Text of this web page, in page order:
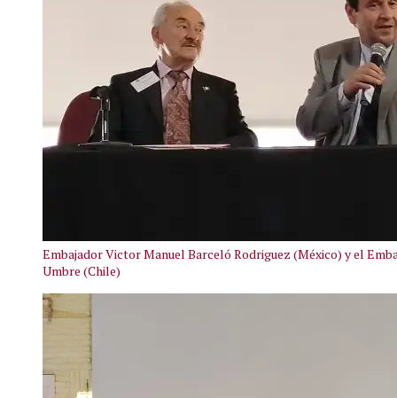
Embajador Victor Manuel Barceló Rodriguez (México) y el
Umbre (Chile)